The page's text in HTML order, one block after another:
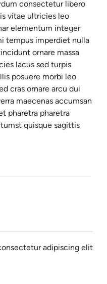
consectetur libero
vitae ultricies leo
elementum integer
tempus imperdiet nulla
ornare massa
lacus sed turpis
posuere morbi leo
cras ornare arcu dui
maecenas accumsan
pharetra pharetra
quisque sagittis
adipiscing elit